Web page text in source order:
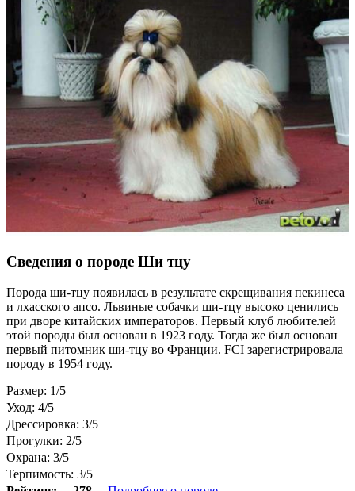
Сведения о породе Ши тцу
Порода ши-тцу появилась в результате скрещивания пекинеса
и лхасского апсо. Львиные собачки ши-тцу высоко ценились
при дворе китайских императоров. Первый клуб любителей
этой породы был основан в 1923 году. Тогда же был основан
первый питомник ши-тцу во Франции. FCI зарегистрировала
породу в 1954 году.
Размер: 1/5
Уход: 4/5
Дрессировка: 3/5
Прогулки: 2/5
Охрана: 3/5
Терпимость: 3/5